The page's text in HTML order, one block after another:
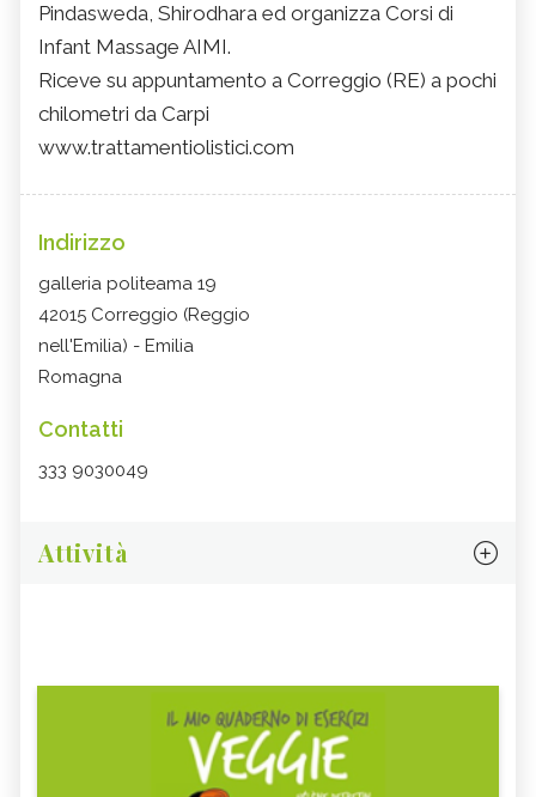
Pindasweda, Shirodhara ed organizza Corsi di
Infant Massage AIMI.
Riceve su appuntamento a Correggio (RE) a pochi
chilometri da Carpi
www.trattamentiolistici.com
Indirizzo
galleria politeama 19
42015 Correggio (Reggio
nell'Emilia) - Emilia
Romagna
Contatti
333 9030049
Attività